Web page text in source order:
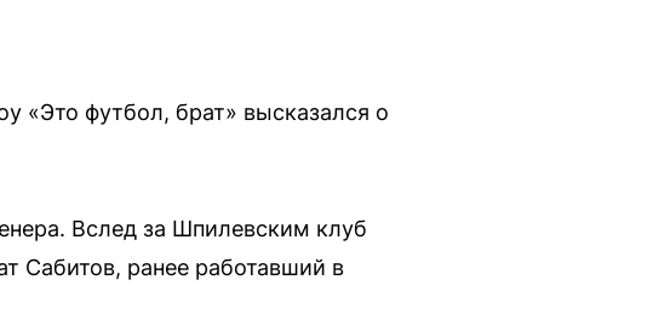
«Это футбол, брат» высказался о
Вслед за Шпилевским клуб
Сабитов, ранее работавший в